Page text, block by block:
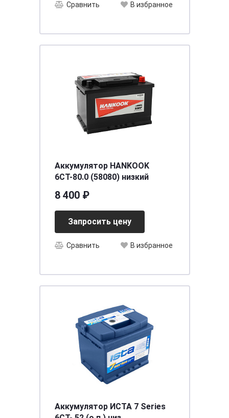
Сравнить В избранное
Аккумулятор HANKOOK
6СТ-80.0 (58080) низкий
8 400 ₽
Запросить цену
Сравнить В избранное
Аккумулятор ИСТА 7 Series